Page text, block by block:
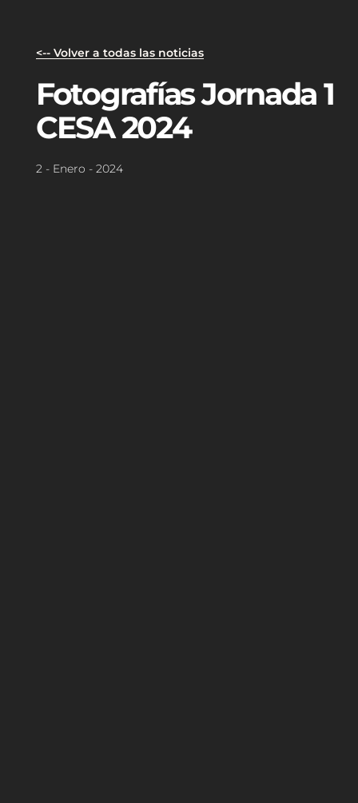
<-- Volver a todas las noticias
Fotografías Jornada 1
CESA 2024
2 - Enero - 2024